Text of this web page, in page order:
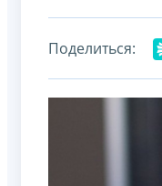
Поделиться: